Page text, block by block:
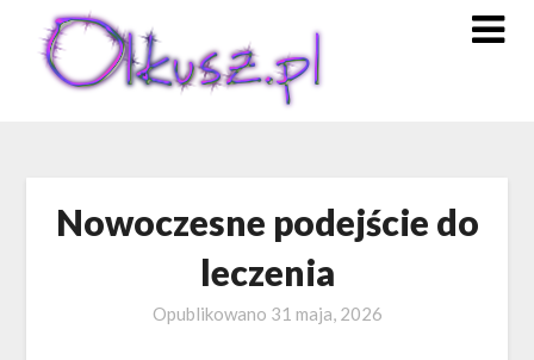
content
Nowoczesne podejście do
leczenia
Opublikowano 31 maja, 2026